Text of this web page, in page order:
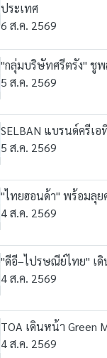
ประเทศ
6 ส.ค. 2569
"กลุ่มบริษัทศรีตรัง" ชู
5 ส.ค. 2569
SELBAN แบรนด์ครีเ
5 ส.ค. 2569
"ไทยฮอนด้า" พร้อมลุย
4 ส.ค. 2569
"ดีอี–ไปรษณีย์ไทย" เดิ
4 ส.ค. 2569
TOA เดินหน้า
4 ส.ค. 2569